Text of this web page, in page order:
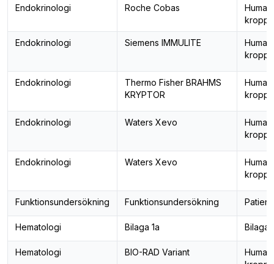
Endokrinologi Roche Cobas
Endokrinologi Siemens IMMULITE
Endokrinologi
Thermo Fisher BRAHMS
KRYPTOR
Endokrinologi Waters Xevo
Endokrinologi Waters Xevo
Funktionsundersökning Funktionsundersökning Patient
Hematologi Bilaga 1a Bilaga
Hematologi BIO-RAD Variant